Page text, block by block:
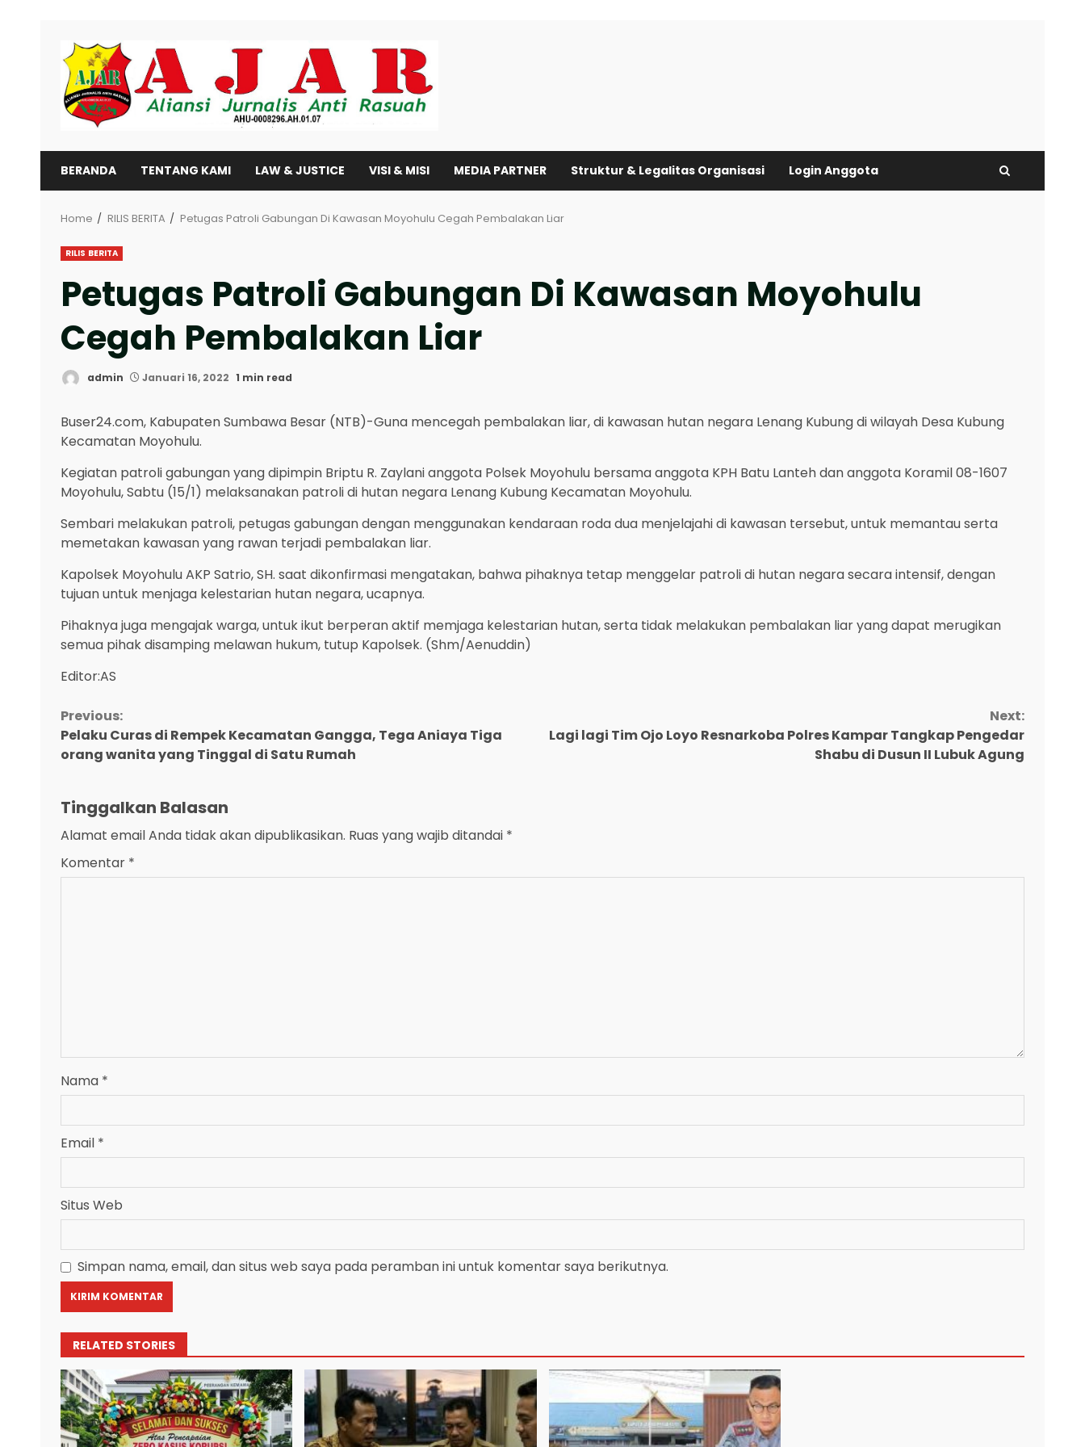
content
BERANDA TENTANG KAMI LAW & JUSTICE VISI & MISI MEDIA PARTNER Struktur & Legalitas Organisasi Login Anggota
Home RILIS BERITA Petugas Patroli Gabungan Di Kawasan Moyohulu Cegah Pembalakan Liar
RILIS BERITA
Petugas Patroli Gabungan Di Kawasan Moyohulu
Cegah Pembalakan Liar
admin Januari 16, 2022 1 min read
Buser24.com, Kabupaten Sumbawa Besar (NTB)-Guna mencegah pembalakan liar, di kawasan hutan negara Lenang Kubung di wilayah Desa Kubung
Kecamatan Moyohulu.
Kegiatan patroli gabungan yang dipimpin Briptu R. Zaylani anggota Polsek Moyohulu bersama anggota KPH Batu Lanteh dan anggota Koramil 08-1607
Moyohulu, Sabtu (15/1) melaksanakan patroli di hutan negara Lenang Kubung Kecamatan Moyohulu.
Sembari melakukan patroli, petugas gabungan dengan menggunakan kendaraan roda dua menjelajahi di kawasan tersebut, untuk memantau serta
memetakan kawasan yang rawan terjadi pembalakan liar.
Kapolsek Moyohulu AKP Satrio, SH. saat dikonfirmasi mengatakan, bahwa pihaknya tetap menggelar patroli di hutan negara secara intensif, dengan
tujuan untuk menjaga kelestarian hutan negara, ucapnya.
Pihaknya juga mengajak warga, untuk ikut berperan aktif memjaga kelestarian hutan, serta tidak melakukan pembalakan liar yang dapat merugikan
semua pihak disamping melawan hukum, tutup Kapolsek. (Shm/Aenuddin)
Editor:AS
Continue
Reading
Previous:
Pelaku Curas di Rempek Kecamatan Gangga, Tega Aniaya Tiga
orang wanita yang Tinggal di Satu Rumah
Next:
Lagi lagi Tim Ojo Loyo Resnarkoba Polres Kampar Tangkap Pengedar
Shabu di Dusun II Lubuk Agung
Tinggalkan Balasan
Alamat email Anda tidak akan dipublikasikan. Ruas yang wajib ditandai *
Komentar *
Nama *
Email *
Situs Web
Simpan nama, email, dan situs web saya pada peramban ini untuk komentar saya berikutnya.
RELATED STORIES